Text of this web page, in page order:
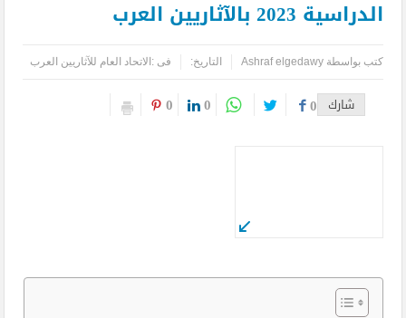
الدراسية 2023 بالآثاريين العرب
كتب بواسطةAshraf elgedawy التاريخ: فى :الاتحاد العام للآثاريين العرب
شارك 0
0
0